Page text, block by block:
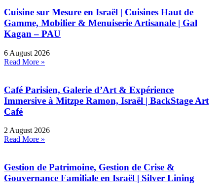
Cuisine sur Mesure en Israël | Cuisines Haut de
Gamme, Mobilier & Menuiserie Artisanale | Gal
Kagan – PAU
6 August 2026
Read More »
Café Parisien, Galerie d’Art & Expérience
Immersive à Mitzpe Ramon, Israël | BackStage Art
Café
2 August 2026
Read More »
Gestion de Patrimoine, Gestion de Crise &
Gouvernance Familiale en Israël | Silver Lining